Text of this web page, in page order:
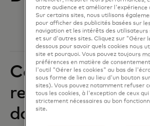
Confidentialité,
responsabilité
données et
notre audience et améliorer l'expérience
Sur certains sites, nous utilisons
pour afficher des publicités basées sur
navigation et les intérêts des utilisateurs
et sur d'autres sites. Cliquez sur "Gérer
dessous pour savoir quels cookies nous
site et pourquoi. Vous pouvez toujours
préférences en matière de
l'outil "Gérer les cookies" au bas de
sous forme de lien au lieu d'un bouton
sites). Vous pouvez notamment refuser
tous les cookies, à l'exception de ceux
strictement nécessaires au bon
site.